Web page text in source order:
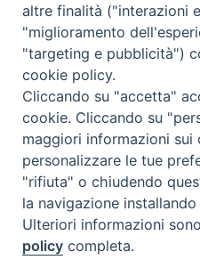
Orario di segreteria
Lunedì 17.30-19.30
Martedì 17.30-19.30
Mercoledì 17.30-19.30
Giovedì 17.30-19.30
Venerdì chiuso
Sabato 9.30-11.30
Privacy e sicurezza
altre finalità ("interazioni
"miglioramento
"targeting e pubblicità")
cookie policy.
Cliccando su "accetta"
cookie. Cliccando su
maggiori informazioni
personalizzare le tue
"rifiuta" o chiudendo
la navigazione
Ulteriori informazioni
policy completa.